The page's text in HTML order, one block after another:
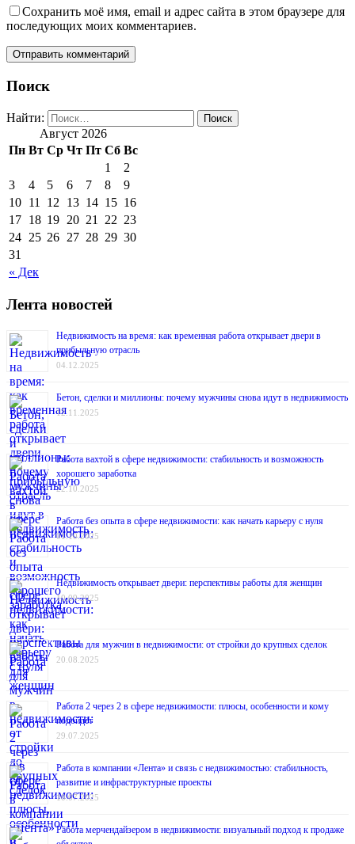
Сохранить моё имя, email и адрес сайта в этом браузере для
последующих моих комментариев.
Поиск
Найти:
Август 2026
Пн Вт Ср Чт Пт Сб Вс
« Дек
1
2
3
4 5 6 7 8
9
10 11 12 13 14 15 16
17 18 19 20 21 22 23
24 25 26 27 28 29 30
31
Лента новостей
Недвижимость на время: как временная работа открывает двери в
прибыльную отрасль
04.12.2025
Бетон, сделки и миллионы: почему мужчины снова идут в недвижимость
12.11.2025
Работа вахтой в сфере недвижимости: стабильность и возможность
хорошего заработка
22.10.2025
Работа без опыта в сфере недвижимости: как начать карьеру с нуля
01.10.2025
Недвижимость открывает двери: перспективы работы для женщин
10.09.2025
Работа для мужчин в недвижимости: от стройки до крупных сделок
20.08.2025
Работа 2 через 2 в сфере недвижимости: плюсы, особенности и кому
подойдёт
29.07.2025
Работа в компании «Лента» и связь с недвижимостью: стабильность,
развитие и инфраструктурные проекты
10.07.2025
Работа мерчендайзером в недвижимости: визуальный подход к продаже